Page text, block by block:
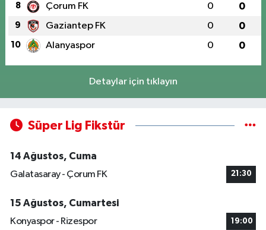
8 Çorum FK 0 0
9 Gaziantep FK 0 0
10 Alanyaspor 0 0
Detaylar için tıklayın
Süper Lig Fikstür
14 Ağustos, Cuma
Galatasaray - Çorum FK
21:30
15 Ağustos, Cumartesi
Konyaspor - Rizespor
19:00